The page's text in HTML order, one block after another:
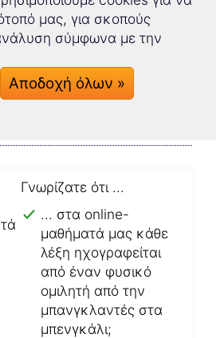
αν δουλεύετε πάνω σε
μας:
νέο λεξιλόγιο
Γνωρίζατε ότι ...
... στα online-
μαθήματά μας κάθε
λέξη ηχογραφείται
από έναν φυσικό
ομιλητή από την
μπανγκλαντές στα
μπενγκάλι;
μας, για σκοπούς
σύμφωνα με την
Αποδοχή όλων »